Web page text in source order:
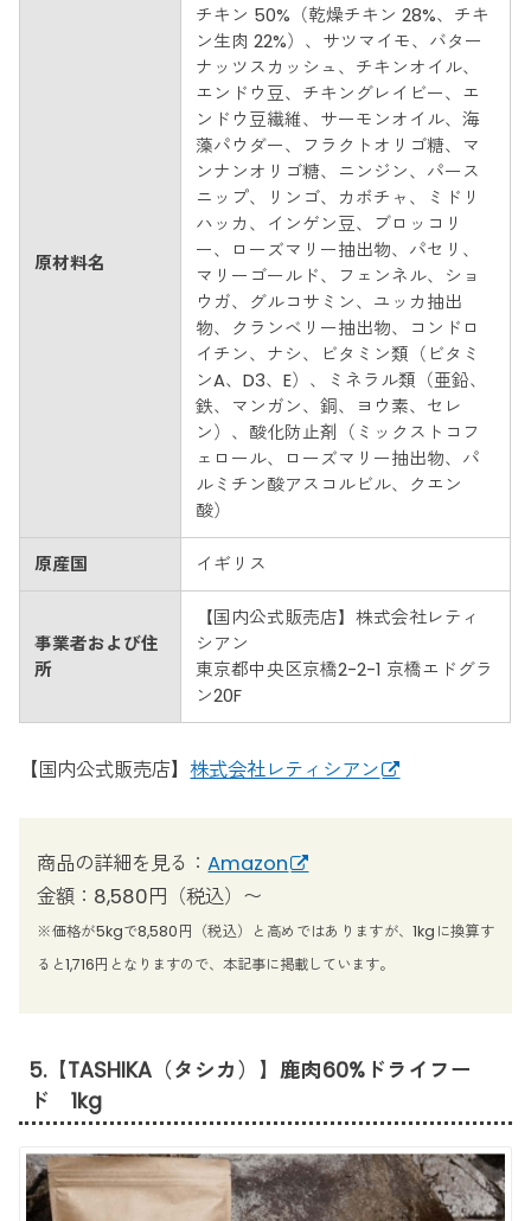
原材料名
チキン 50%（乾燥チキン 28%、チキ
ン生肉 22%）、サツマイモ、バター
ナッツスカッシュ、チキンオイル、
エンドウ豆、チキングレイビー、エ
ンドウ豆繊維、サーモンオイル、海
藻パウダー、フラクトオリゴ糖、マ
ンナンオリゴ糖、ニンジン、パース
ニップ、リンゴ、カボチャ、ミドリ
ハッカ、インゲン豆、ブロッコリ
ー、ローズマリー抽出物、パセリ、
マリーゴールド、フェンネル、ショ
ウガ、グルコサミン、ユッカ抽出
物、クランベリー抽出物、コンドロ
イチン、ナシ、ビタミン類（ビタミ
ンA、D3、E）、ミネラル類（亜鉛、
鉄、マンガン、銅、ヨウ素、セレ
ン）、酸化防止剤（ミックストコフ
ェロール、ローズマリー抽出物、パ
ルミチン酸アスコルビル、クエン
酸）
原産国 イギリス
事業者および住
所
【国内公式販売店】株式会社レティ
シアン
東京都中央区京橋2-2-1 京橋エドグラ
ン20F
【国内公式販売店】株式会社レティシアン
商品の詳細を見る：Amazon
金額：8,580円（税込）〜
※価格が5kgで8,580円（税込）と高めではありますが、1kgに換算す
ると1,716円となりますので、本記事に掲載しています。
5.【TASHIKA（タシカ）】鹿肉60%ドライフー
ド 1kg